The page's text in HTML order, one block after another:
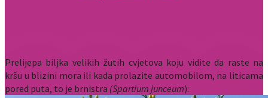
Prelijepa biljka velikih žutih cvjetova koju vidite da raste na
kršu u blizini mora ili kada prolazite automobilom, na liticama
pored puta, to je brnistra (Spartium junceum):